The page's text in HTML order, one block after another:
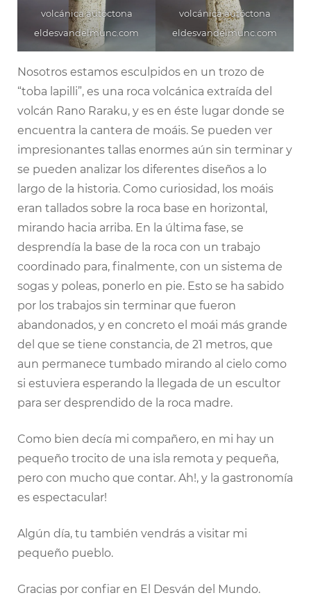
volcánica autóctona
eldesvandelmunc.com
volcánica autóctona
eldesvandelmunc.com
Nosotros estamos esculpidos en un trozo de
“toba lapilli”, es una roca volcánica extraída del
volcán Rano Raraku, y es en éste lugar donde se
encuentra la cantera de moáis. Se pueden ver
impresionantes tallas enormes aún sin terminar y
se pueden analizar los diferentes diseños a lo
largo de la historia. Como curiosidad, los moáis
eran tallados sobre la roca base en horizontal,
mirando hacia arriba. En la última fase, se
desprendía la base de la roca con un trabajo
coordinado para, finalmente, con un sistema de
sogas y poleas, ponerlo en pie. Esto se ha sabido
por los trabajos sin terminar que fueron
abandonados, y en concreto el moái más grande
del que se tiene constancia, de 21 metros, que
aun permanece tumbado mirando al cielo como
si estuviera esperando la llegada de un escultor
para ser desprendido de la roca madre.
Como bien decía mi compañero, en mi hay un
pequeño trocito de una isla remota y pequeña,
pero con mucho que contar. Ah!, y la gastronomía
es espectacular!
Algún día, tu también vendrás a visitar mi
pequeño pueblo.
Gracias por confiar en El Desván del Mundo.